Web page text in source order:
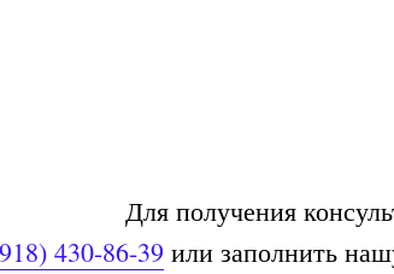
пятно - 1,8 мм
кг
Для получения
430-86-39 или заполнить